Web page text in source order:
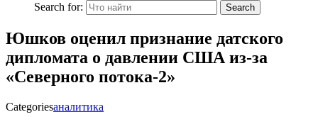
Search for:
Search
Юшков оценил признание датского
дипломата о давлении США из-за
«Северного потока-2»
Categoriesаналитика